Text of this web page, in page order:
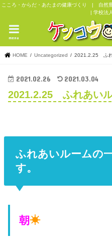
こころ・からだ・あたまの健康づくり | 自然
| 学校法
menu
HOME Uncategorized 2021.2.25 ふれ
2021.02.26 2021.03.04
2021.2.25 ふれあいル
ふれあいルームの
す。
朝☀